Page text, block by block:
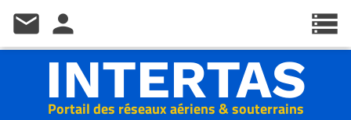
Portail des réseaux aériens & souterrains
INTERTAS
storage
mail person